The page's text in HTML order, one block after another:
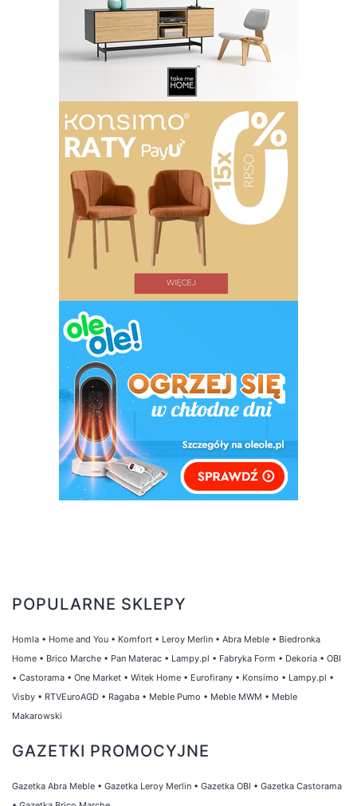
POPULARNE SKLEPY
Homla • Home and You • Komfort • Leroy Merlin • Abra Meble • Biedronka
Home • Brico Marche • Pan Materac • Lampy.pl • Fabryka Form • Dekoria • OBI
• Castorama • One Market • Witek Home • Eurofirany • Konsimo • Lampy.pl •
Visby • RTVEuroAGD • Ragaba • Meble Pumo • Meble MWM • Meble
Makarowski
GAZETKI PROMOCYJNE
Gazetka Abra Meble • Gazetka Leroy Merlin • Gazetka OBI • Gazetka Castorama